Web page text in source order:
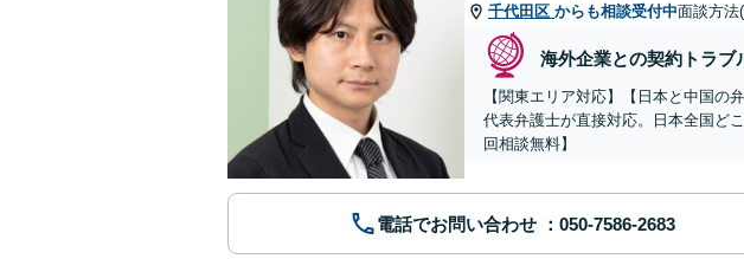
千代田区 からも相談受付中面談方法
海外企業との契約トラブ
【関東エリア対応】【日本と中国
代表弁護士が直接対応。日本全国ど
回相談無料】
電話でお問い合わせ